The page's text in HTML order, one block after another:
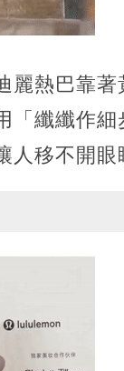
麗熱巴靠
「纖纖作
人移不開眼